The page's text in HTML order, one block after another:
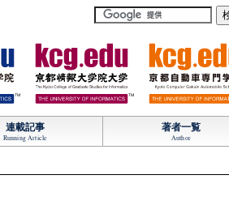
TM TM
連載記事
Running Article
著者一覧
Author